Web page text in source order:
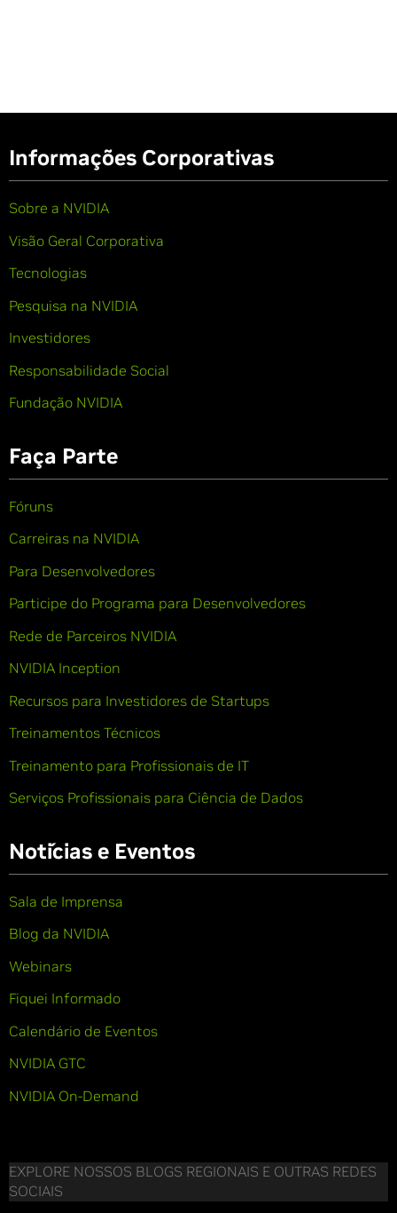
Informações Corporativas
Sobre a NVIDIA
Visão Geral Corporativa
Tecnologias
Pesquisa na NVIDIA
Investidores
Responsabilidade Social
Fundação NVIDIA
Faça Parte
Fóruns
Carreiras na NVIDIA
Para Desenvolvedores
Participe do Programa para Desenvolvedores
Rede de Parceiros NVIDIA
NVIDIA Inception
Recursos para Investidores de Startups
Treinamentos Técnicos
Treinamento para Profissionais de IT
Serviços Profissionais para Ciência de Dados
Notícias e Eventos
Sala de Imprensa
Blog da NVIDIA
Webinars
Fiquei Informado
Calendário de Eventos
NVIDIA GTC
NVIDIA On-Demand
EXPLORE NOSSOS BLOGS REGIONAIS E OUTRAS REDES
SOCIAIS